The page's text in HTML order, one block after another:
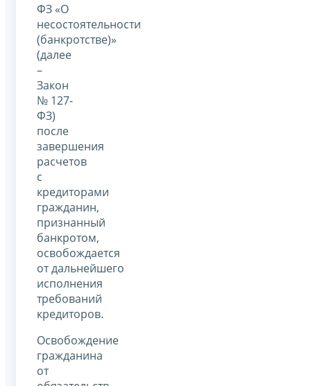
ФЗ «О
несостоятельности
(банкротстве)»
(далее
–
Закон
№ 127-
ФЗ)
после
завершения
расчетов
с
кредиторами
гражданин,
признанный
банкротом,
освобождается
от дальнейшего
исполнения
требований
кредиторов.
Освобождение
гражданина
от